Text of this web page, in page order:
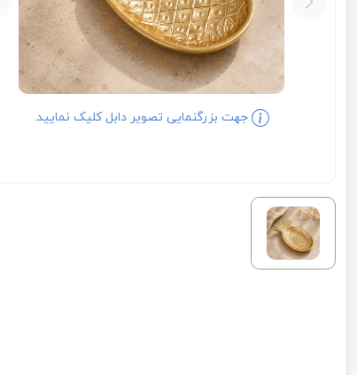
جهت بزرگنمایی تصویر دابل کلیک نمایید.